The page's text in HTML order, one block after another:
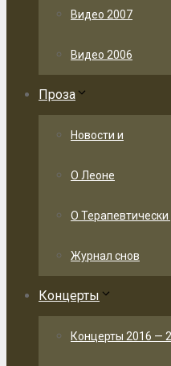
Видео 2007
Видео 2006
Проза
Новости и
О Леоне
О
Журнал снов
Концерты
Концерты 2016 —